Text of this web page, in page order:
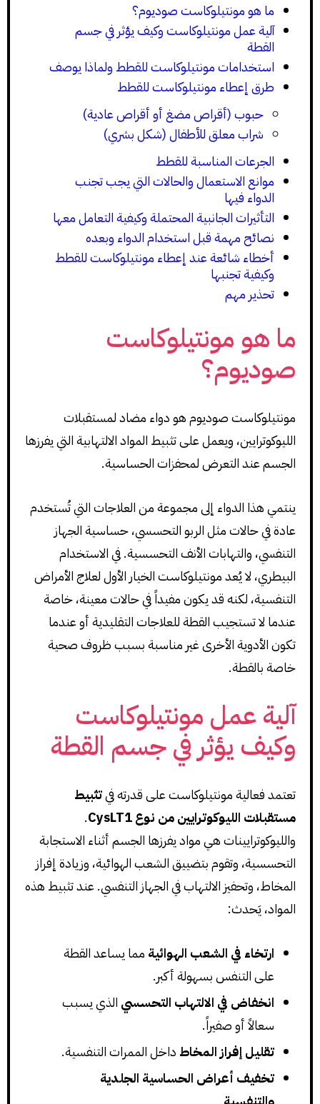
ما هو مونتيلوكاست صوديوم؟
آلية عمل مونتيلوكاست وكيف يؤثر في جسم
القطة
استخدامات مونتيلوكاست للقطط ولماذا يوصف
طرق إعطاء مونتيلوكاست للقطط
حبوب (أقراص مضغ أو أقراص عادية)
شراب معلق للأطفال (شكل بشري)
الجرعات المناسبة للقطط
موانع الاستعمال والحالات التي يجب تجنب
الدواء فيها
التأثيرات الجانبية المحتملة وكيفية التعامل معها
نصائح مهمة قبل استخدام الدواء وبعده
أخطاء شائعة عند إعطاء مونتيلوكاست للقطط
وكيفية تجنبها
تحذير مهم
ما هو مونتيلوكاست
صوديوم؟
مونتيلوكاست صوديوم هو دواء مضاد لمستقبلات
الليوكوترايين، ويعمل على تثبيط المواد الالتهابية التي يفرزها
الجسم عند التعرض لمحفزات الحساسية.
ينتمي هذا الدواء إلى مجموعة من العلاجات التي تُستخدم
عادة في حالات مثل الربو التحسسي، حساسية الجهاز
التنفسي، والتهابات الأنف التحسسية. في الاستخدام
البيطري، لا يُعد مونتيلوكاست الخيار الأول لعلاج الأمراض
التنفسية، لكنه قد يكون مفيداً في حالات معينة، خاصة
عندما لا تستجيب القطة للعلاجات التقليدية أو عندما
تكون الأدوية الأخرى غير مناسبة بسبب ظروف صحية
خاصة بالقطة.
آلية عمل مونتيلوكاست
وكيف يؤثر في جسم القطة
تعتمد فعالية مونتيلوكاست على قدرته فيتثبيط
مستقبلات الليوكوترايين من نوع CysLT1
.
والليوكوترايينات هي مواد يفرزها الجسم أثناء الاستجابة
التحسسية، وتقوم بتضييق الشعب الهوائية، وزيادة إفراز
المخاط، وتحفيز الالتهاب في الجهاز التنفسي. عند تثبيط هذه
المواد، يَحدث:
ارتخاء في الشعب الهوائية مما يساعد القطة
على التنفس بسهولة أكبر.
انخفاض في الالتهاب التحسسي الذي يسبب
سعالاً أو صفيراً.
تقليل إفراز المخاط داخل الممرات التنفسية.
تخفيف أعراض الحساسية الجلدية